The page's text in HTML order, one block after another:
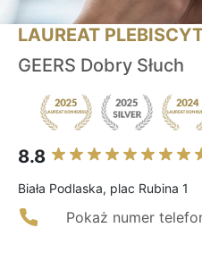
LAUREAT
GEERS Dobry Słuch
8.8
Biała Podlaska, plac Rubina 1
Pokaż numer